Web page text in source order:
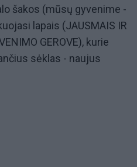
šakos (mūsų gyvenime -
lapais (JAUSMAIS IR
GEROVE), kurie
sėklas - naujus